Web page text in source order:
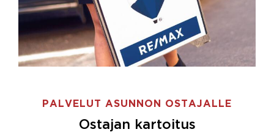
PALVELUT ASUNNON OSTAJALLE
Ostajan kartoitus